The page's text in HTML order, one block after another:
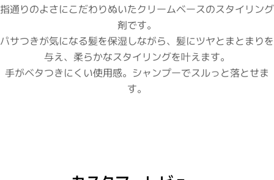
指通りのよさにこだわりぬいたクリームベースのスタイリング
剤です。
パサつきが気になる髪を保湿しながら、髪にツヤとまとまりを
与え、柔らかなスタイリングを叶えます。
手がベタつきにくい使用感。シャンプーでスルっと落とせま
す。